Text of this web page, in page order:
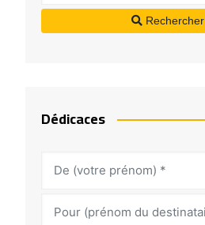
Rechercher
Dédicaces